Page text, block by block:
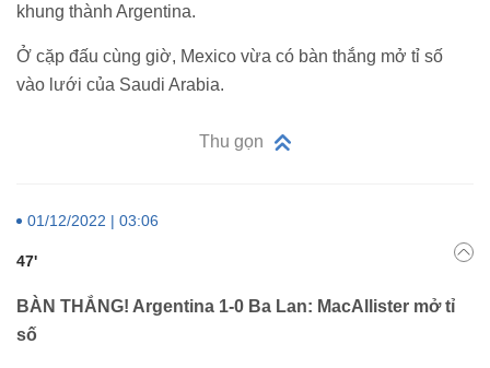
khung thành Argentina.
Ở cặp đấu cùng giờ, Mexico vừa có bàn thắng mở tỉ số
vào lưới của Saudi Arabia.
Thu gọn
01/12/2022 | 03:06
47'
BÀN THẮNG! Argentina 1-0 Ba Lan: MacAllister mở tỉ
số